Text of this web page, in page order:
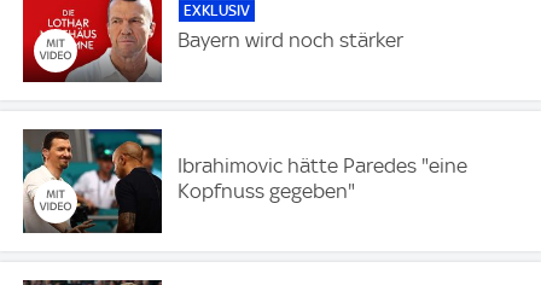
EXKLUSIV
Bayern wird noch stärker
Ibrahimovic hätte Paredes "eine
Kopfnuss gegeben"